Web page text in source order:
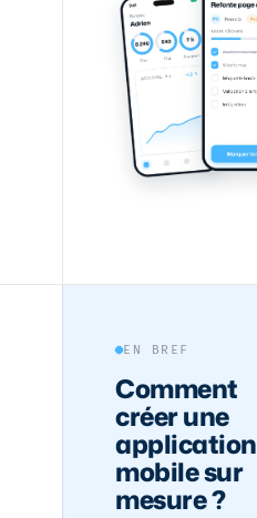
EN BREF
Comment
créer une
application
mobile sur
mesure ?